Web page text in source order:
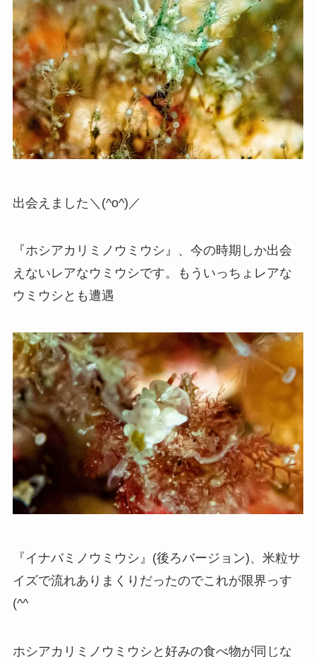
出会えました＼(^o^)／
『ホシアカリミノウミウシ』、今の時期しか出会
えないレアなウミウシです。もういっちょレアな
ウミウシとも遭遇
『イナバミノウミウシ』(後ろバージョン)、米粒サ
イズで流れありまくりだったのでこれが限界っす
(^^ゞ
ホシアカリミノウミウシと好みの食べ物が同じな